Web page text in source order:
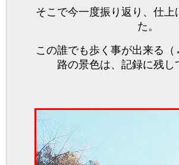
そこで今一度振り返り、仕上
た。
この誰でも歩く事が出来る
路の景色は、記録に残し